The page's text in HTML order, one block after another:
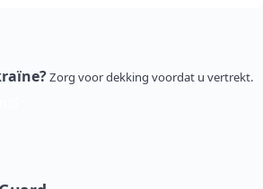
Zorg voor dekking voordat u vertrekt.